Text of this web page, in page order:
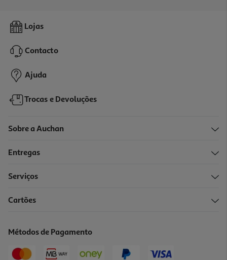
Lojas
Contacto
Ajuda
Trocas e Devoluções
Sobre a Auchan
Entregas
Serviços
Cartões
Métodos de Pagamento